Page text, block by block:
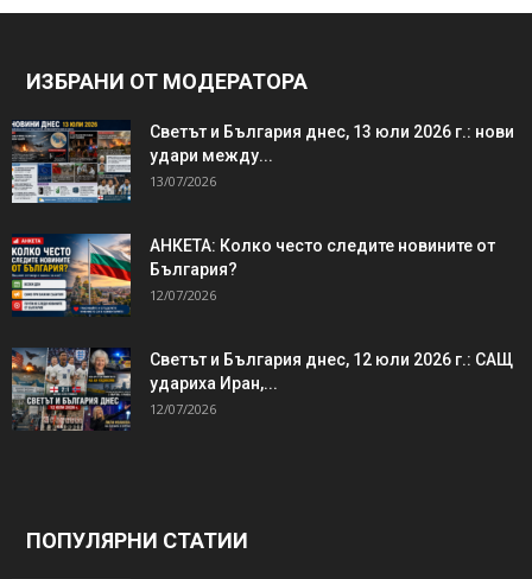
ИЗБРАНИ ОТ МОДЕРАТОРА
Светът и България днес, 13 юли 2026 г.: нови
удари между...
13/07/2026
АНКЕТА: Колко често следите новините от
България?
12/07/2026
Светът и България днес, 12 юли 2026 г.: САЩ
удариха Иран,...
12/07/2026
ПОПУЛЯРНИ СТАТИИ